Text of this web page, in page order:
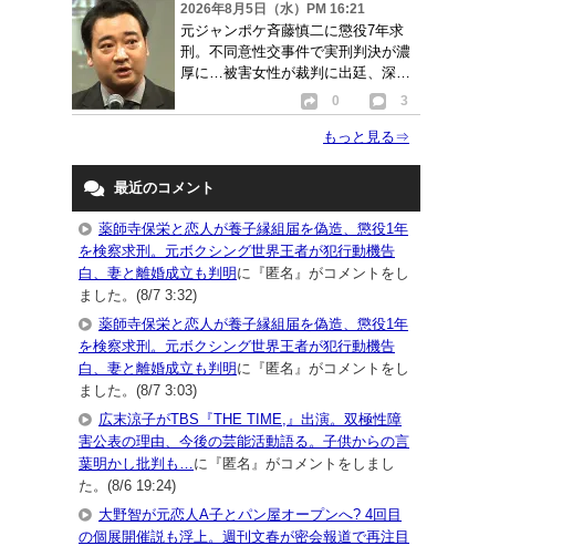
2026年8月5日（水）PM 16:21
元ジャンポケ斉藤慎二に懲役7年求
刑。不同意性交事件で実刑判決が濃
厚に…被害女性が裁判に出廷、深刻
0 3
もっと見る⇒
最近のコメント
薬師寺保栄と恋人が養子縁組届を偽造、懲役1年
を検察求刑。元ボクシング世界王者が犯行動機告
白、妻と離婚成立も判明に『匿名』がコメントをし
ました。(8/7 3:32)
薬師寺保栄と恋人が養子縁組届を偽造、懲役1年
を検察求刑。元ボクシング世界王者が犯行動機告
白、妻と離婚成立も判明に『匿名』がコメントをし
ました。(8/7 3:03)
広末涼子がTBS『THE TIME,』出演。双極性障
害公表の理由、今後の芸能活動語る。子供からの言
葉明かし批判も… に『匿名』がコメントをしまし
た。(8/6 19:24)
大野智が元恋人A子とパン屋オープンへ? 4回目
の個展開催説も浮上。週刊文春が密会報道で再注目